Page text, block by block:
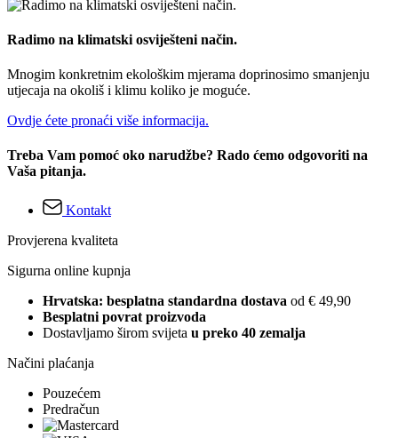
Radimo na klimatski osviješteni način.
Mnogim konkretnim ekološkim mjerama doprinosimo smanjenju
utjecaja na okoliš i klimu koliko je moguće.
Ovdje ćete pronaći više informacija.
Treba Vam pomoć oko narudžbe? Rado ćemo odgovoriti na
Vaša pitanja.
Kontakt
Provjerena kvaliteta
Sigurna online kupnja
Hrvatska: besplatna standardna dostava od € 49,90
Besplatni povrat proizvoda
Dostavljamo širom svijeta u preko 40 zemalja
Načini plaćanja
Pouzećem
Predračun